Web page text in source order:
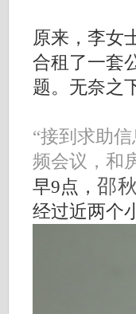
原来，李女
合租了一套
题。无奈之
“接到求助
频会议，和
早9点， 邵
经过近两个